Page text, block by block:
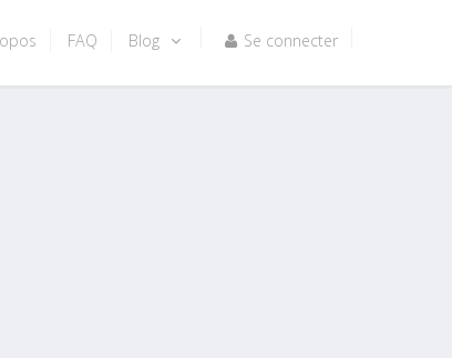
FAQ Blog Se connecter